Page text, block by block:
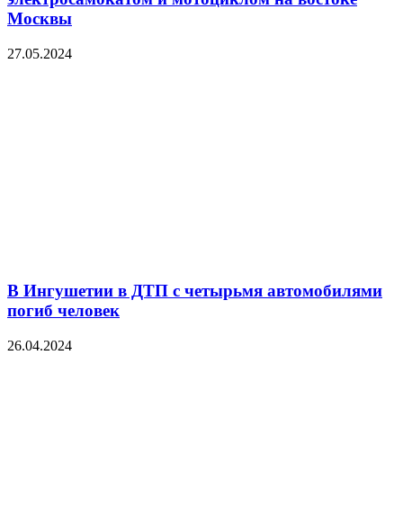
Москвы
27.05.2024
В Ингушетии в ДТП с четырьмя автомобилями
погиб человек
26.04.2024